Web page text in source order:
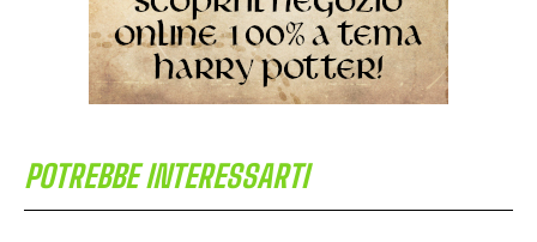
POTREBBE INTERESSARTI